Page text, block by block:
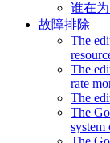
谁在
故障排除
The
The
rate
The
The
system